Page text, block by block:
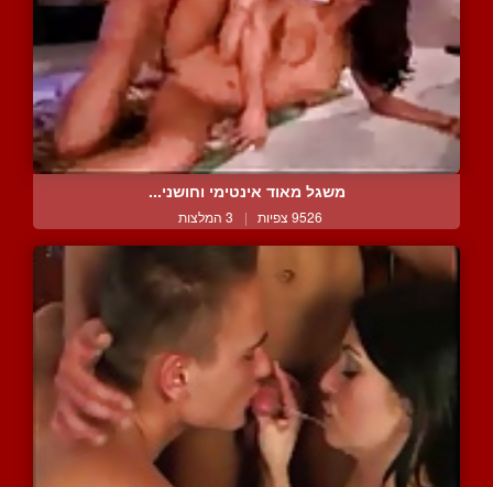
משגל מאוד אינטימי וחושני...
9526 צפיות | 3 המלצות